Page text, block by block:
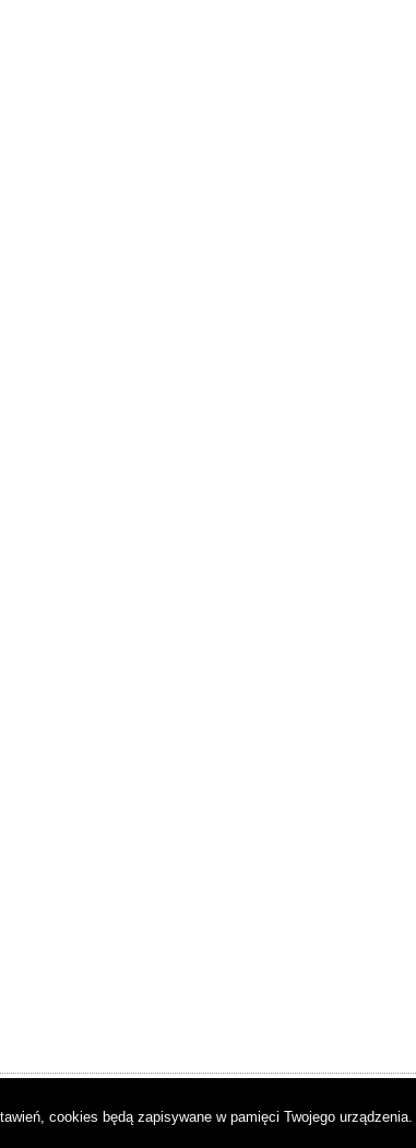
cookies będą zapisywane w pamięci Twojego urządzenia.